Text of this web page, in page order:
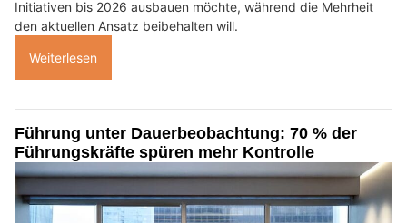
Initiativen bis 2026 ausbauen möchte, während die Mehrheit
den aktuellen Ansatz beibehalten will.
Weiterlesen
Führung unter Dauerbeobachtung: 70 % der
Führungskräfte spüren mehr Kontrolle